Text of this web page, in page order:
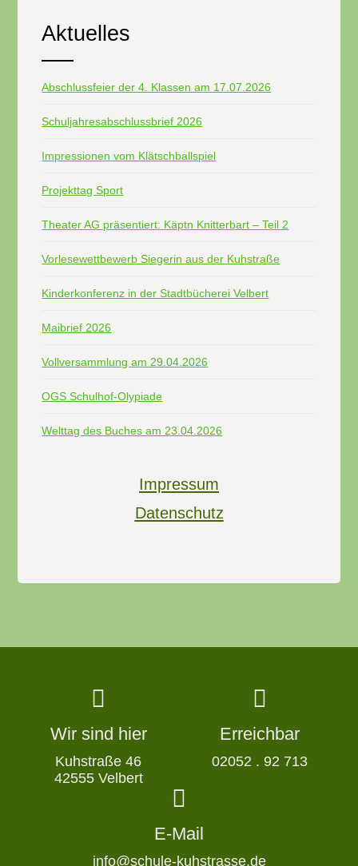
Aktuelles
Abschlussfeier der 4. Klassen am 17.07.2026
Schuljahresabschlussbrief 2026
Impressionen vom Klätschballspiel
Projekttag Sport
Theater AG präsentiert: Käptn Knitterbart – Teil 2
Vorlesewettbewerb Siegerin aus der Kuhstraße
Kinderkonferenz in der Stadtbücherei Velbert
Maibrief 2026
Vollversammlung am 29.04.2026
OGS Schulhof-Olypiade
Welttag des Buches am 23.04.2026
Impressum
Datenschutz
Wir sind hier
Kuhstraße 46
42555 Velbert
Erreichbar
02052 . 92 713
E-Mail
info@schule-kuhstrasse.de